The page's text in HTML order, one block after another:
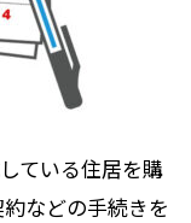
ている住居を購
などの手続きを